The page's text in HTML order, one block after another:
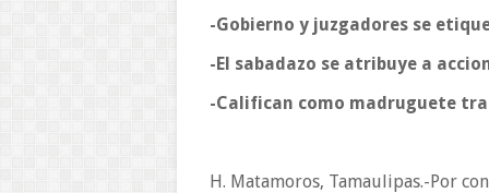
-Gobierno y juzgadores se
-El sabadazo se atribuye a
-Califican como madruguete
H. Matamoros, Tamaulipas.-Por